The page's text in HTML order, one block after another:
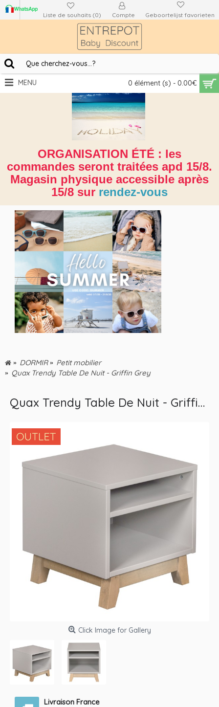
Liste de souhaits (0) Compte Geboortelijst favorieten
0 élément (s) - 0.00€
MENU
ORGANISATION ÉTÉ : les
commandes seront traitées apd 15/8.
Magasin physique accessible après
15/8 sur rendez-vous
DORMIR
Petit mobilier
Quax Trendy Table De Nuit - Griffin Grey
Quax Trendy Table De Nuit - Griffin Grey
Click Image for Gallery
Livraison France